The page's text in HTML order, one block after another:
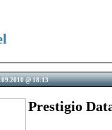
@ 18:13
Prestigio